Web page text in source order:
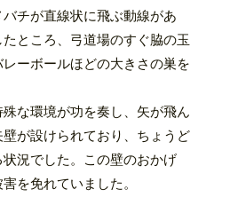
チが直線状に飛ぶ動線があ
ところ、弓道場のすぐ脇の玉
ーボールほどの大きさの巣を
な環境が功を奏し、矢が飛ん
が設けられており、ちょうど
況でした。この壁のおかげ
を免れていました。